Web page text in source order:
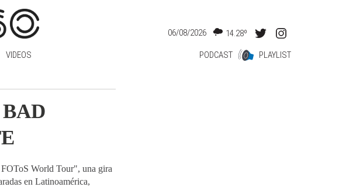
VIDEOS
06/08/2026 14.28º
PODCAST PLAYLIST
World Tour", una gira
en Latinoamérica,